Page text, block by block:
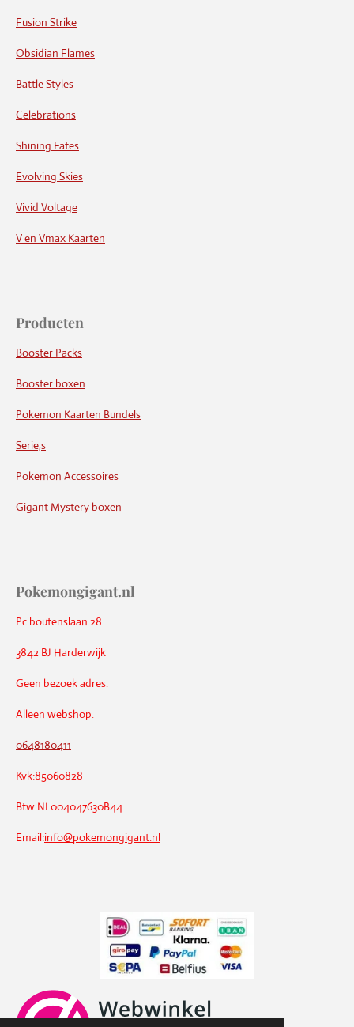
Fusion Strike
Obsidian Flames
Battle Styles
Celebrations
Shining Fates
Evolving Skies
Vivid Voltage
V en Vmax Kaarten
Producten
Booster Packs
Booster boxen
Pokemon Kaarten Bundels
Serie,s
Pokemon Accessoires
Gigant Mystery boxen
Pokemongigant.nl
Pc boutenslaan 28
3842 BJ Harderwijk
Geen bezoek adres.
Alleen webshop.
0648180411
Kvk:85060828
Btw:NL004047630B44
Email:info@pokemongigant.nl